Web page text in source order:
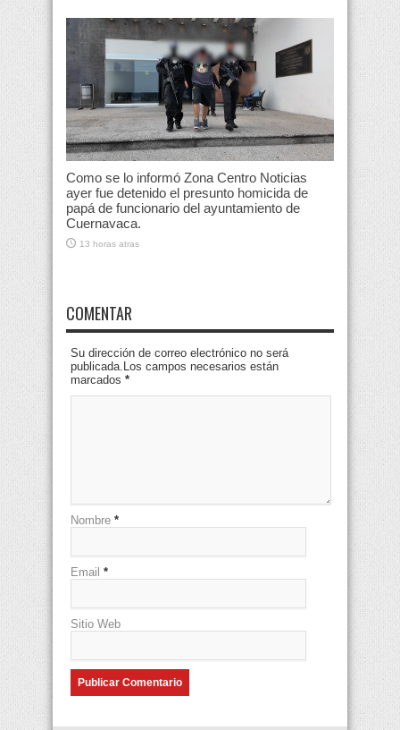
Como se lo informó Zona Centro Noticias
ayer fue detenido el presunto homicida de
papá de funcionario del ayuntamiento de
Cuernavaca.
13 horas atras
COMENTAR
Su dirección de correo electrónico no será
publicada.Los campos necesarios están
marcados *
Nombre *
Email *
Sitio Web